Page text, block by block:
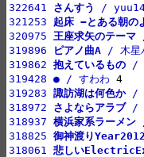
322641 さんすう /
321253 起床 −とある朝の
320975 王座求矢のテーマ
319896
ピアノ曲A / 木星
319862 抱えているもの /
319428 ● / すわわ
319283 諏訪湖は何色か /
318972 さよならアラブ /
318937 横浜家系ラーメン
318825 御神渡りYear2012
318061 悲しい